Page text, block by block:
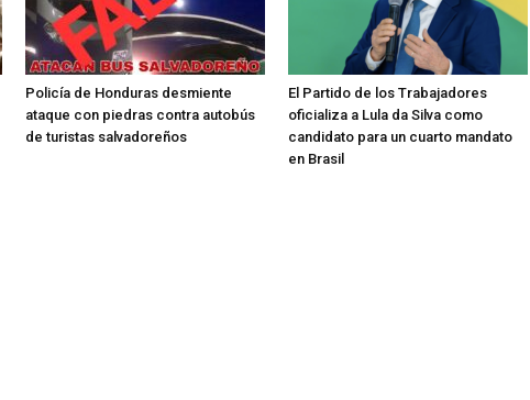
Policía de Honduras desmiente
ataque con piedras contra autobús
de turistas salvadoreños
El Partido de los Trabajadores
oficializa a Lula da Silva como
candidato para un cuarto mandato
en Brasil